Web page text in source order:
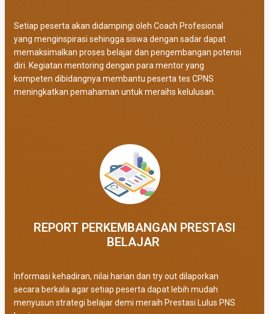
Setiap peserta akan didampingi oleh Coach Profesional
yang menginspirasi sehingga siswa dengan sadar dapat
memaksimalkan proses belajar dan pengembangan potensi
diri. Kegiatan mentoring dengan para mentor yang
kompeten dibidangnya membantu peserta tes CPNS
meningkatkan pemahaman untuk meraihs kelulusan.
REPORT PERKEMBANGAN PRESTASI
BELAJAR ​
Informasi kehadiran, nilai harian dan try out dilaporkan
secara berkala agar setiap peserta dapat lebih mudah
menyusun strategi belajar demi meraih Prestasi Lulus PNS